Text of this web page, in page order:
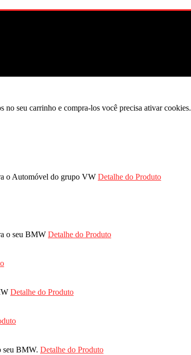
no seu carrinho e compra-los você precisa ativar cookies.
o Automóvel do grupo VW Detalhe do Produto
o seu BMW Detalhe do Produto
Detalhe do Produto
seu BMW. Detalhe do Produto